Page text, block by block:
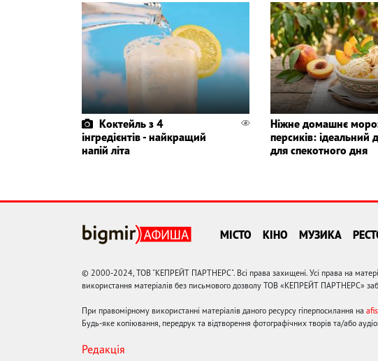
Коктейль з 4
інгредієнтів - найкращий
напій літа
Ніжне домашнє
персиків: ідеальний
для спекотного дня
МІСТО КІНО МУЗИКА
© 2000-2024, ТОВ "КЕПРЕЙТ ПАРТНЕРС". Всі права захищені. Усі права на
використання матеріалів без письмового дозволу ТОВ «КЕПРЕЙТ ПАРТНЕРС»
При правомірному використанні матеріалів даного ресурсу гіперпосилання на
Будь-яке копіювання, передрук та відтворення фотографічних творів та/або
Редакція